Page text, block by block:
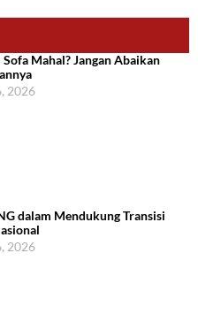
Sofa Mahal? Jangan Abaikan
2026
dalam Mendukung Transisi
2026